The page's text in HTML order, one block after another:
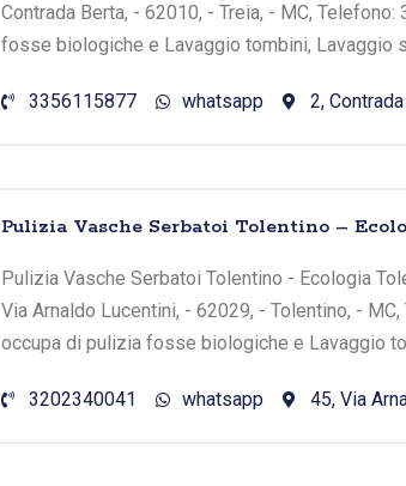
Contrada Berta, - 62010, - Treia, - MC,
fosse biologiche e Lavaggio tombini, Lavaggio
3356115877 whatsapp 2,
Pulizia Vasche Serbatoi Tolentino –
Pulizia Vasche Serbatoi Tolentino - Ecologia
Via Arnaldo Lucentini, - 62029, - Tolentino, -
occupa di pulizia fosse biologiche e Lavaggio
3202340041 whatsapp 45, Via